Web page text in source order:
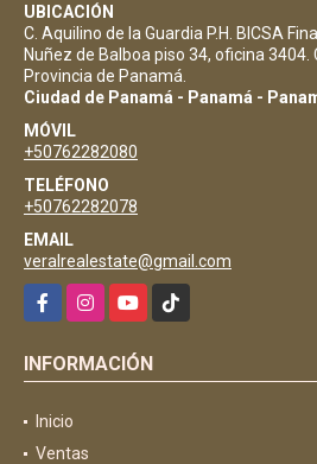
UBICACIÓN
C. Aquilino de la Guardia P.H. BICSA
Nuñez de Balboa piso 34, oficina
Provincia de Panamá.
Ciudad de Panamá - Panamá -
MÓVIL
+50762282080
TELÉFONO
+50762282078
EMAIL
veralrealestate@gmail.com
FacebookInstagramYouTubeTikTok
INFORMACIÓN
Inicio
Ventas